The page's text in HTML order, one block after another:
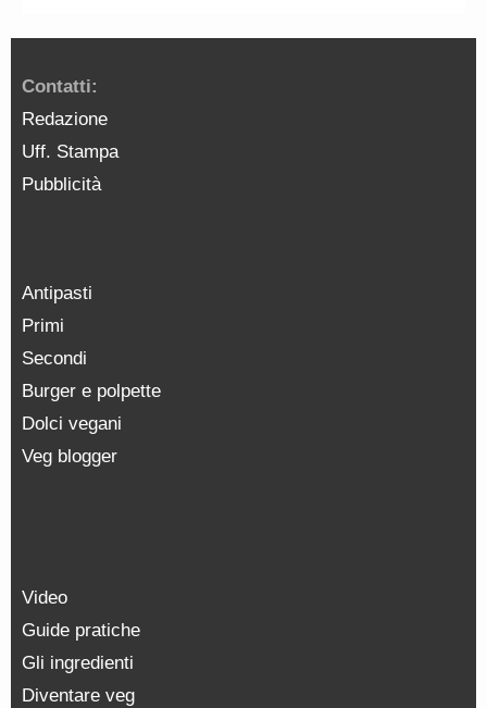
Contatti:
Redazione
Uff. Stampa
Pubblicità
Antipasti
Primi
Secondi
Burger e polpette
Dolci vegani
Veg blogger
Video
Guide pratiche
Gli ingredienti
Diventare veg